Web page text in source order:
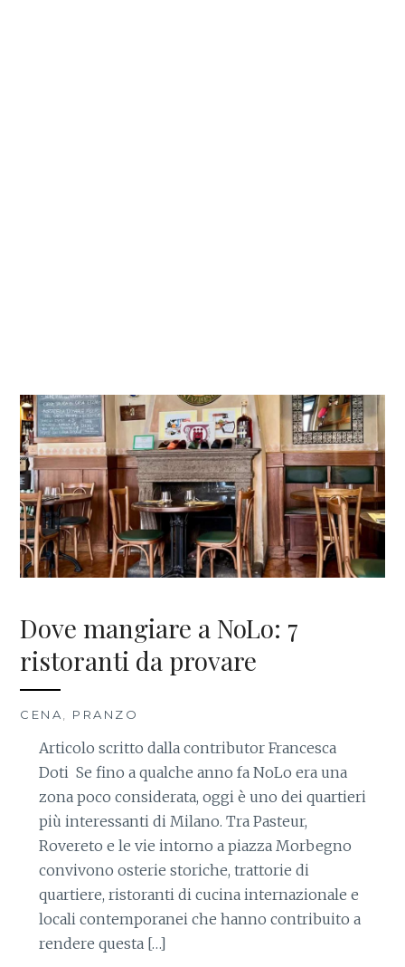
Dove mangiare a NoLo: 7
ristoranti da provare
CENA PRANZO
Articolo scritto dalla contributor Francesca
Doti Se fino a qualche anno fa NoLo era una
zona poco considerata, oggi è uno dei quartieri
più interessanti di Milano. Tra Pasteur,
Rovereto e le vie intorno a piazza Morbegno
convivono osterie storiche, trattorie di
quartiere, ristoranti di cucina internazionale e
locali contemporanei che hanno contribuito a
rendere questa […]